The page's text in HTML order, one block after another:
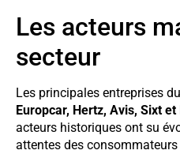
Les acteurs
secteur
Les principales entreprises
Europcar, Hertz, Avis, Sixt
acteurs historiques ont su
attentes des